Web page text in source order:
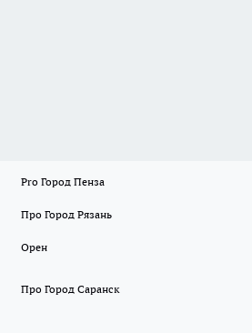
Pro Город Пенза
Про Город Рязань
Орен
Про Город Саранск